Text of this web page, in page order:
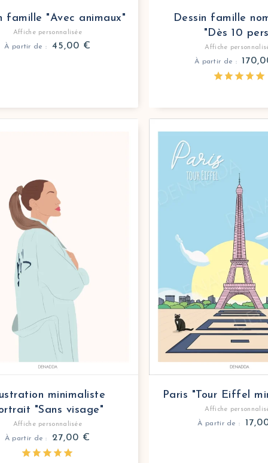
famille "Avec animaux"
Affiche personnalisée
À partir de : 45,00 €
Dessin famille
"Dès 10
Affiche
À partir de :
minimaliste
"Sans visage"
Affiche personnalisée
À partir de : 27,00 €
Paris "Tour Eiffel
Affiche
À partir de :